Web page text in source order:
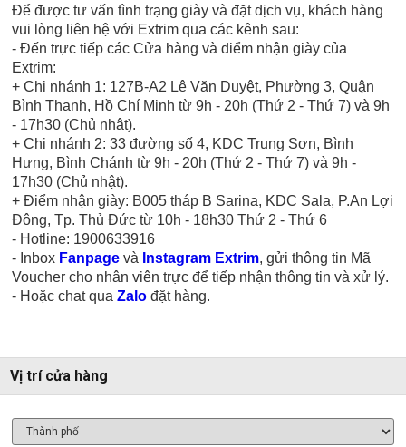
Để được tư vấn tình trạng giày và đặt dịch vụ, khách hàng
vui lòng liên hệ với Extrim qua các kênh sau:
- Đến trực tiếp các Cửa hàng và điểm nhận giày của
Extrim:
+ Chi nhánh 1: 127B-A2 Lê Văn Duyệt, Phường 3, Quận
Bình Thạnh, Hồ Chí Minh từ 9h - 20h (Thứ 2 - Thứ 7) và 9h
- 17h30 (Chủ nhật).
+ Chi nhánh 2: 33 đường số 4, KDC Trung Sơn, Bình
Hưng, Bình Chánh từ 9h - 20h (Thứ 2 - Thứ 7) và 9h -
17h30 (Chủ nhật).
+ Điểm nhận giày: B005 tháp B Sarina, KDC Sala, P.An Lợi
Đông, Tp. Thủ Đức từ 10h - 18h30 Thứ 2 - Thứ 6
- Hotline: 1900633916
- Inbox Fanpage và Instagram Extrim, gửi thông tin Mã
Voucher cho nhân viên trực để tiếp nhận thông tin và xử lý.
- Hoặc chat quaZalo đặt hàng.
Vị trí cửa hàng